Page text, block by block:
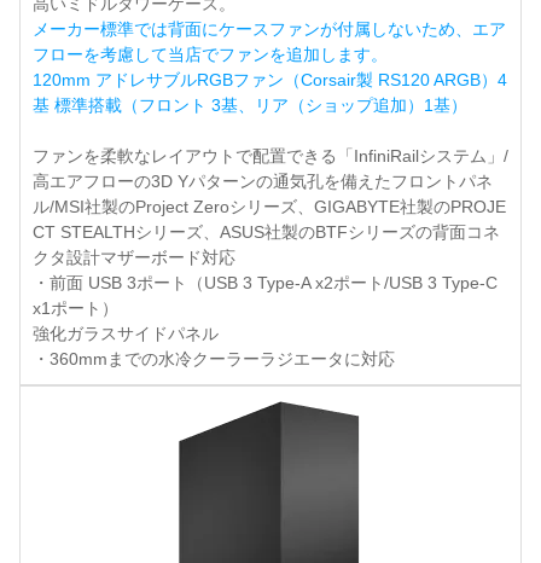
メーカー標準では背面にケースファンが付属しないため、エア
フローを考慮して当店でファンを追加します。
120mm アドレサブルRGBファン（Corsair製 RS120 ARGB）4
基 標準搭載（フロント 3基、リア（ショップ追加）1基）
ファンを柔軟なレイアウトで配置できる「InfiniRailシステム」/
高エアフローの3D Yパターンの通気孔を備えたフロントパネ
ル/MSI社製のProject Zeroシリーズ、GIGABYTE社製のPROJE
CT STEALTHシリーズ、ASUS社製のBTFシリーズの背面コネ
クタ設計マザーボード対応
・前面 USB 3ポート（USB 3 Type-A x2ポート/USB 3 Type-C
x1ポート）
強化ガラスサイドパネル
・360mmまでの水冷クーラーラジエータに対応